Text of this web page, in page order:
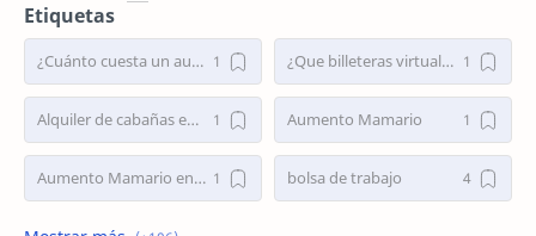
Etiquetas
¿Cuánto cuesta un aumento mamario en Argentina 2025? ¿Que billeteras virtuales dan préstamos personales en Argentina?
Alquiler de cabañas en Villa Traful Aumento Mamario
Aumento Mamario en Buenos Aires bolsa de trabajo